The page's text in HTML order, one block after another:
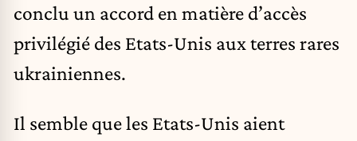
conclu un accord en matière d’accès
privilégié des Etats-Unis aux terres rares
ukrainiennes.
Il semble que les Etats-Unis aient